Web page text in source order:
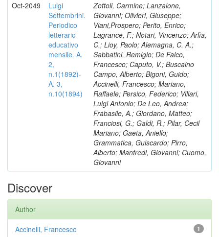
Oct-2049
Luigi
Settembrini.
Periodico
letterario
educativo
mensile. A.
2,
n.1(1892)-
A. 3,
n.10(1894)
Zottoli, Carmine; Lanzalone,
Giovanni; Olivieri, Giuseppe;
Viani,Prospero; Perito, Enrico;
Lagrance, F.; Notari, Vincenzo; Arlìa,
C.; Lioy, Paolo; Alemagna, C. A.;
Sabbatini, Remigio; De Falco,
Francesco; Caputo, V.; Buscaino
Campo, Alberto; Bigoni, Guido;
Accinelli, Francesco; Mariano,
Raffaele; Persico, Federico; Villari,
Luigi Antonio; De Leo, Andrea;
Frabasile, A.; Giordano, Matteo;
Franciosi, G.; Galdi, R.; Pilar, Cecil
Mariano; Gaeta, Aniello;
Grammatica, Guiscardo; Pirro,
Alberto; Manfredi, Giovanni; Cuomo,
Giovanni
Discover
Author
1
Accinelli, Francesco